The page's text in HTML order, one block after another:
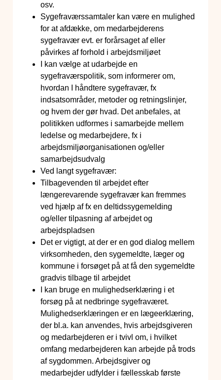
osv.
Sygefraværssamtaler kan være en mulighed
for at afdække, om medarbejderens
sygefravær evt. er forårsaget af eller
påvirkes af forhold i arbejdsmiljøet
I kan vælge at udarbejde en
sygefraværspolitik, som informerer om,
hvordan I håndtere sygefravær, fx
indsatsområder, metoder og retningslinjer,
og hvem der gør hvad. Det anbefales, at
politikken udformes i samarbejde mellem
ledelse og medarbejdere, fx i
arbejdsmiljøorganisationen og/eller
samarbejdsudvalg
Ved langt sygefravær:
Tilbagevenden til arbejdet efter
længerevarende sygefravær kan fremmes
ved hjælp af fx en deltidssygemelding
og/eller tilpasning af arbejdet og
arbejdspladsen
Det er vigtigt, at der er en god dialog mellem
virksomheden, den sygemeldte, læger og
kommune i forsøget på at få den sygemeldte
gradvis tilbage til arbejdet
I kan bruge en mulighedserklæring i et
forsøg på at nedbringe sygefraværet.
Mulighedserklæringen er en lægeerklæring,
der bl.a. kan anvendes, hvis arbejdsgiveren
og medarbejderen er i tvivl om, i hvilket
omfang medarbejderen kan arbejde på trods
af sygdommen. Arbejdsgiver og
medarbejder udfylder i fællesskab første